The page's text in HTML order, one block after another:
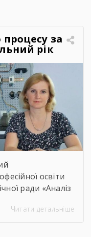
процесу за
рік
освіти
ради «Аналіз
було
Читати детальніше